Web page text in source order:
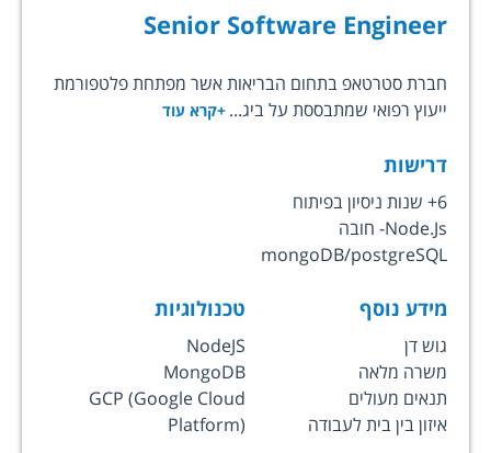
Senior Software Engineer
חברת סטרטאפ בתחום הבריאות אשר מפתחת פלטפורמת
ייעוץ רפואי שמתבססת על ביג... +קרא עוד
דרישות
6+ שנות ניסיון בפיתוח
Node.Js- חובה
mongoDB/postgreSQL
מידע נוסף
גוש דן
משרה מלאה
תנאים מעולים
איזון בין בית לעבודה
טכנולוגיות
NodeJS
MongoDB
GCP (Google Cloud
Platform)